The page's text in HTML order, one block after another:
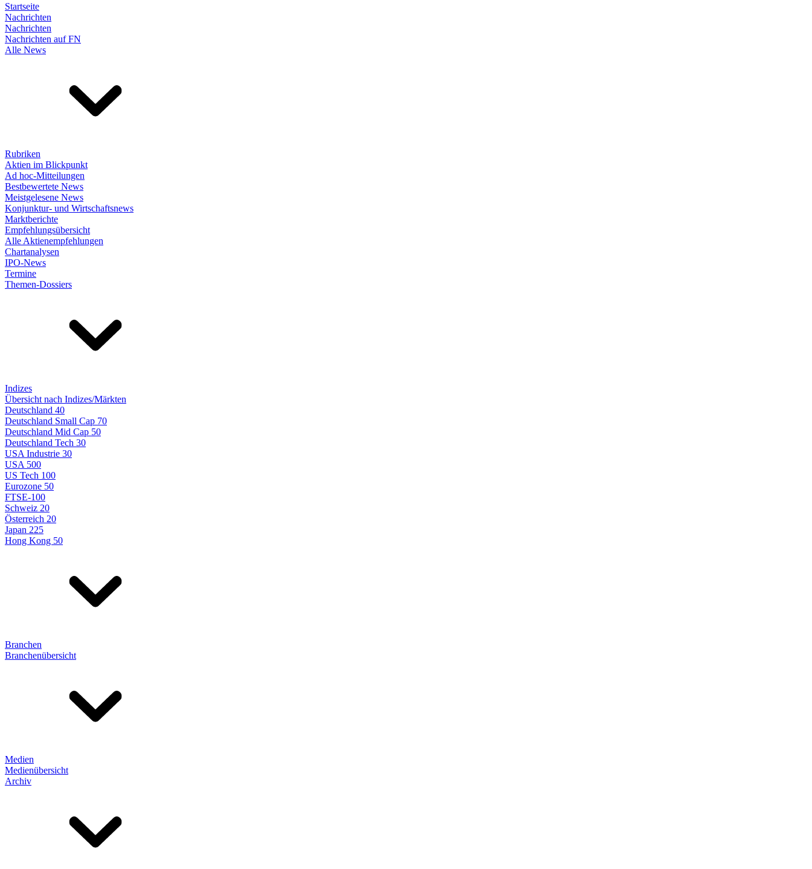
Startseite
Nachrichten
Nachrichten
Nachrichten auf FN
Alle News
Rubriken
Aktien im Blickpunkt
Ad hoc-Mitteilungen
Bestbewertete News
Meistgelesene News
Konjunktur- und Wirtschaftsnews
Marktberichte
Empfehlungsübersicht
Alle Aktienempfehlungen
Chartanalysen
IPO-News
Termine
Themen-Dossiers
Indizes
Übersicht nach Indizes/Märkten
Deutschland 40
Deutschland Small Cap 70
Deutschland Mid Cap 50
Deutschland Tech 30
USA Industrie 30
USA 500
US Tech 100
Eurozone 50
FTSE-100
Schweiz 20
Österreich 20
Japan 225
Hong Kong 50
Branchen
Branchenübersicht
Medien
Medienübersicht
Archiv